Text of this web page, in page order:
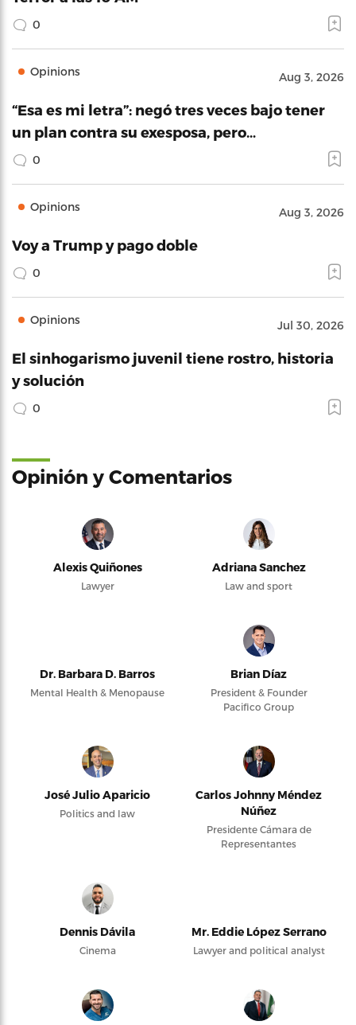
0
Opinions Aug 3, 2026
“Esa es mi letra”: negó tres veces bajo tener
un plan contra su exesposa, pero…
0
Opinions Aug 3, 2026
Voy a Trump y pago doble
0
Opinions Jul 30, 2026
El sinhogarismo juvenil tiene rostro, historia
y solución
0
Opinión y Comentarios
Alexis Quiñones
Lawyer
Adriana Sanchez
Law and sport
Dr. Barbara D. Barros
Mental Health & Menopause
Brian Díaz
President & Founder
Pacifico Group
José Julio Aparicio
Politics and law
Carlos Johnny Méndez
Núñez
Presidente Cámara de
Representantes
Dennis Dávila
Cinema
Mr. Eddie López Serrano
Lawyer and political analyst